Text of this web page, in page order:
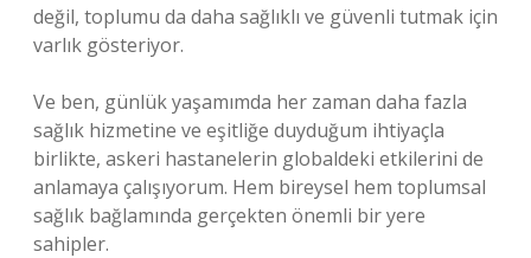
değil, toplumu da daha sağlıklı ve güvenli tutmak için
varlık gösteriyor.
Ve ben, günlük yaşamımda her zaman daha fazla
sağlık hizmetine ve eşitliğe duyduğum ihtiyaçla
birlikte, askeri hastanelerin globaldeki etkilerini de
anlamaya çalışıyorum. Hem bireysel hem toplumsal
sağlık bağlamında gerçekten önemli bir yere
sahipler.